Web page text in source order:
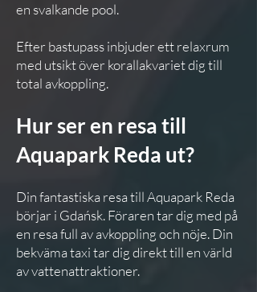
en svalkande pool.
Efter bastupass inbjuder ett relaxrum
med utsikt över korallakvariet dig till
total avkoppling.
Hur ser en resa till
Aquapark Reda ut?
Din fantastiska resa till Aquapark Reda
börjar i Gdańsk. Föraren tar dig med på
en resa full av avkoppling och nöje. Din
bekväma taxi tar dig direkt till en värld
av vattenattraktioner.